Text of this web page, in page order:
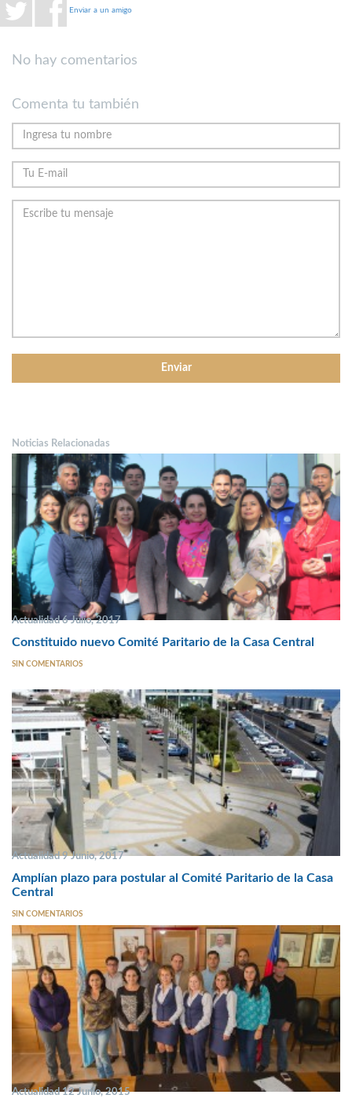
Enviar a un amigo
No hay comentarios
Comenta tu también
Noticias Relacionadas
Actualidad 6 Julio, 2017
Constituido nuevo Comité Paritario de la Casa Central
SIN COMENTARIOS
Actualidad 9 Junio, 2017
Amplían plazo para postular al Comité Paritario de la Casa
Central
SIN COMENTARIOS
Actualidad 12 Junio, 2015